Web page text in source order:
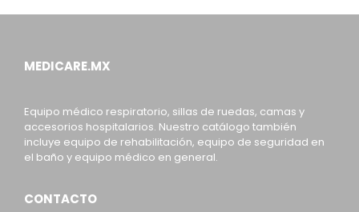
MEDICARE.MX
Equipo médico respiratorio, sillas de ruedas, camas y
accesorios hospitalarios. Nuestro catálogo también
incluye equipo de rehabilitación, equipo de seguridad en
el baño y equipo médico en general.
CONTACTO